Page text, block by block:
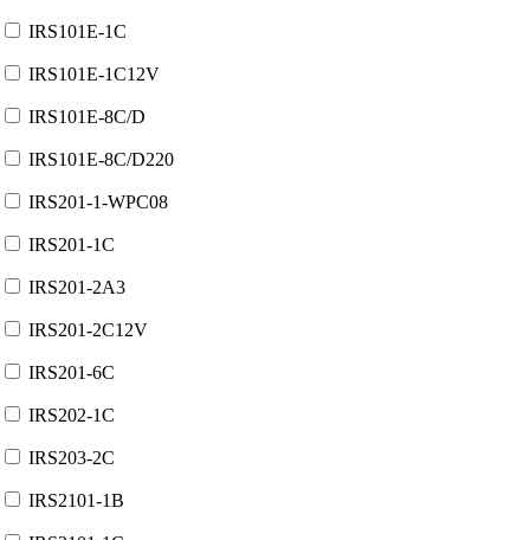
IRS101E-1C
IRS101E-1C12V
IRS101E-8C/D
IRS101E-8C/D220
IRS201-1-WPC08
IRS201-1C
IRS201-2A3
IRS201-2C12V
IRS201-6C
IRS202-1C
IRS203-2C
IRS2101-1B